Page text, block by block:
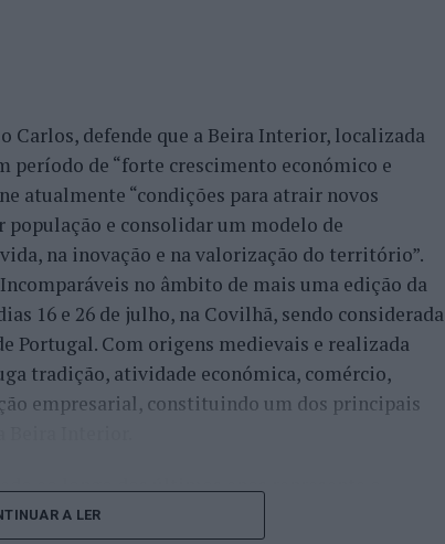
Sónia Abreu, chefe da Divisão de Museus e
continuidade do desenvolvimento desta
‘Rede das Cidades Criativas’. Temos uma
e, dentro dessa programação, está também o
de Artes e Ofícios’”, referiu esta responsável,
já promoveu anteriormente outras iniciativas
o ‘Encontro Internacional de Cidades
Ibero-Americano das Cidades Criativas’
das atividades que estão muito ligadas às
congresso especializado, o objetivo consiste
entre cidades, instituições e especialistas”,
defende que a Beira Interior, localizada
período de “forte crescimento económico e
atualmente “condições para atrair novos
e consolidar um modelo de
na inovação e na valorização do território”.
no âmbito de mais uma edição da
16 e 26 de julho, na Covilhã, sendo considerada
Portugal. Com origens medievais e realizada
tradição, atividade económica, comércio,
empresarial, constituindo um dos principais
ao longo dos últimos anos representa o
iniciou o seu percurso no setor imobiliário. O
A LER